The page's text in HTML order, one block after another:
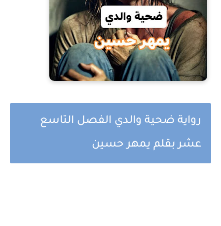
رواية ضحية والدي الفصل التاسع
عشر بقلم يمهر حسين